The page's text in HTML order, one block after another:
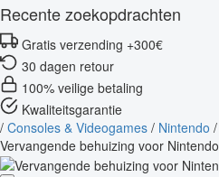
Recente zoekopdrachten
Gratis verzending +300€
30 dagen retour
100% veilige betaling
Kwaliteitsgarantie
/ Consoles & Videogames / Nintendo /
Vervangende behuizing voor